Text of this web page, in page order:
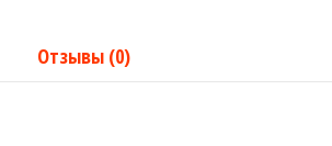
Отзывы (0)